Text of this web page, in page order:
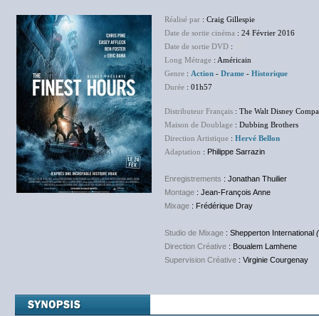
Réalisé par : Craig Gillespie
Date de sortie cinéma : 24 Février 2016
Date de sortie DVD :
Long Métrage : Américain
Genre : Action - Drame - Historique
Durée : 01h57
Distributeur Français : The Walt Disney
Maison de Doublage : Dubbing Brothers
Direction Artistique : Hervé Bellon
Adaptation : Philippe Sarrazin
Enregistrements : Jonathan Thuilier
Montage : Jean-François Anne
Mixage : Frédérique Dray
Studio de Mixage : Shepperton International
Direction Créative : Boualem Lamhene
Supervision Créative : Virginie Courgenay